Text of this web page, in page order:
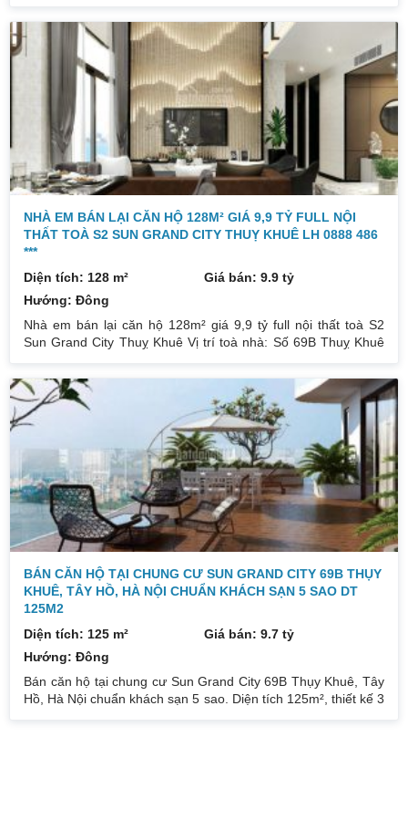
nội thất cơ bản cao cấp. Tiện ích 5 sao đẳng cấp, sang trọng.
TTTM, siêu thị, sảnh chờ sang trọng. Đầy đủ gym, bể bơi bốn
mùa, spa… Phòng sinh hoạt cộng đồng, thư viện cộng đồng,
phòng chơi trẻ em. Lễ tân phục vụ 24/24 thân thiện, nhiệt tình,
NHÀ EM BÁN LẠI CĂN HỘ 128M² GIÁ 9,9 TỶ FULL NỘI
THẤT TOÀ S2 SUN GRAND CITY THUỴ KHUÊ LH 0888 486
***
Diện tích: 128 m²
Giá bán: 9.9 tỷ
Hướng: Đông
Nhà em bán lại căn hộ 128m² giá 9,9 tỷ full nội thất toà S2
Sun Grand City Thuỵ Khuê Vị trí toà nhà: Số 69B Thuỵ Khuê
và Hồ Tây. Diện tích căn hộ: 128m², thông thuỷ 123m², thiết
kế 2 phòng ngủ, 2 vệ sinh, phòng khách, bếp, ban công, logia.
Sửa được thành 3 phòng ngủ. Căn hộ cửa hướng bắc ban
công hướng Nam thoáng mát quanh năm, tầm view rộng
BÁN CĂN HỘ TẠI CHUNG CƯ SUN GRAND CITY 69B THỤY
KHUÊ, TÂY HỒ, HÀ NỘI CHUẨN KHÁCH SẠN 5 SAO DT
125M2
Diện tích: 125 m²
Giá bán: 9.7 tỷ
Hướng: Đông
Bán căn hộ tại chung cư Sun Grand City 69B Thụy Khuê, Tây
Hồ, Hà Nội chuẩn khách sạn 5 sao. Diện tích 125m², thiết kế 3